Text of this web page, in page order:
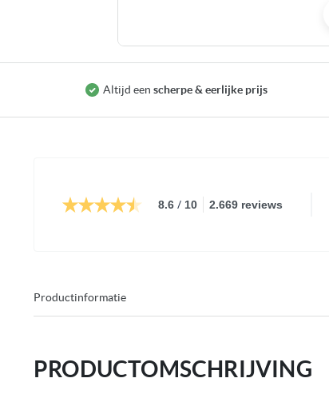
Altijd een scherpe & eerlijke prijs
8.6 / 10 2.669 reviews
Productinformatie
PRODUCTOMSCHRIJVING